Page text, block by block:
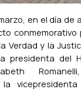
en el día de
conmemorativo
Verdad y la
presidenta del